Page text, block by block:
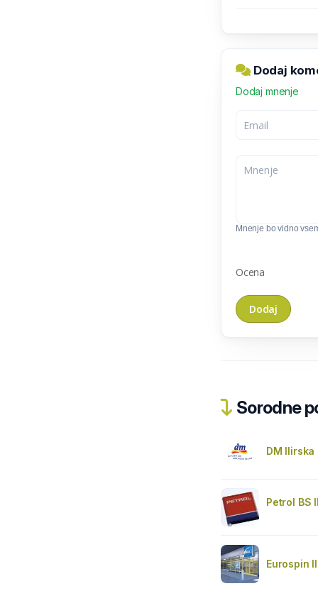
Dodaj
Dodaj mnenje
Mnenje bo vidno
Ocena
Sorodne
DM
Petrol BS
Eurospin